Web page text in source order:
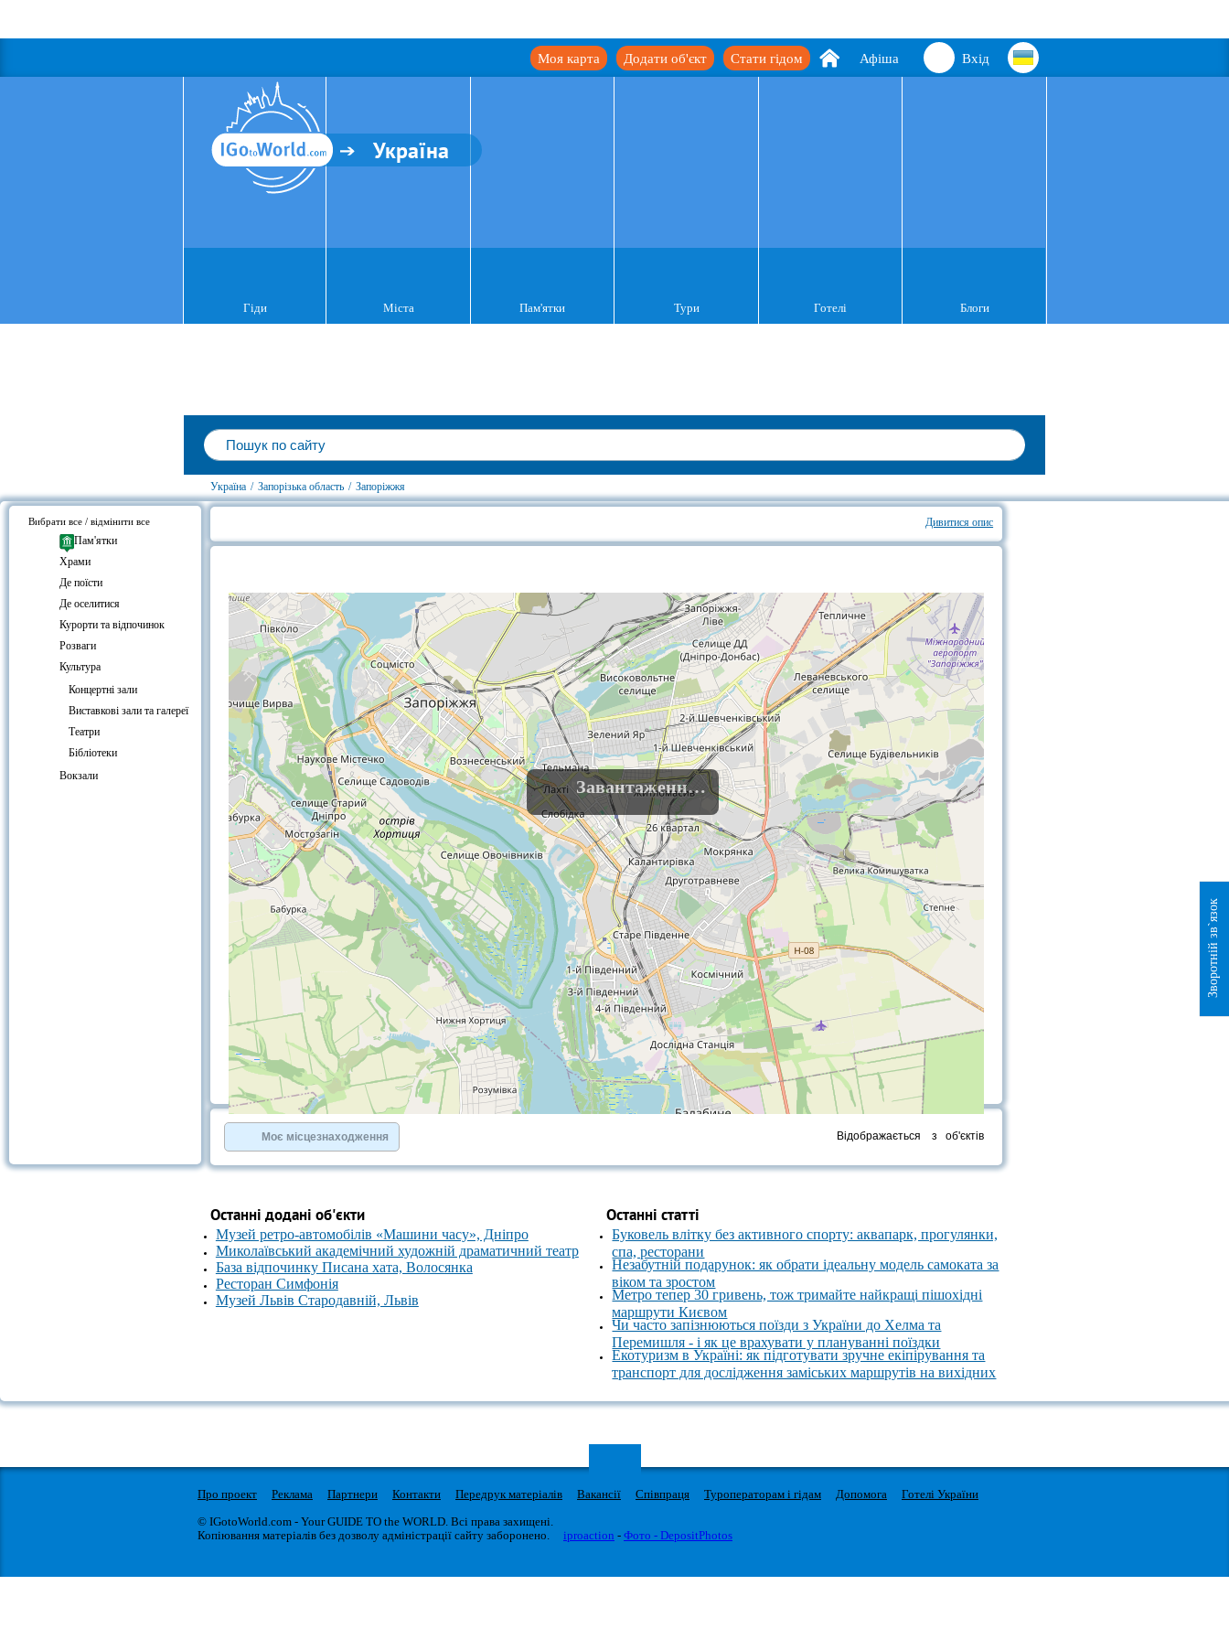
Вхід
Афіша
Стати гідом
Додати об'єкт
Моя карта
Україна
Гіди Міста Пам'ятки Тури Готелі Блоги
Україна / Запорізька область / Запоріжжя
Вибрати все / відмінити все
Пам'ятки
Храми
Де поїсти
Де оселитися
Курорти та відпочинок
Розваги
Культура
Концертні зали
Виставкові зали та галереї
Театри
Бібліотеки
Вокзали
Дивитися опис
Завантаження......
+
−
Моє місцезнаходження Відображається з об'єктів
Останні додані об'єкти
Музей ретро-автомобілів «Машини часу», Дніпро
Миколаївський академічний художній драматичний театр
База відпочинку Писана хата, Волосянка
Ресторан Симфонія
Музей Львів Стародавній, Львів
Останні статті
Буковель влітку без активного спорту: аквапарк, прогулянки,
спа, ресторани
Незабутній подарунок: як обрати ідеальну модель самоката за
віком та зростом
Метро тепер 30 гривень, тож тримайте найкращі пішохідні
маршрути Києвом
Чи часто запізнюються поїзди з України до Хелма та
Перемишля - і як це врахувати у плануванні поїздки
Екотуризм в Україні: як підготувати зручне екіпірування та
транспорт для дослідження заміських маршрутів на вихідних
Про проект Реклама Партнери Контакти Передрук матеріалів Вакансії Співпраця Туроператорам і гідам Допомога
Готелі України
© IGotoWorld.com - Your GUIDE TO the WORLD. Всі права захищені.
Копіювання матеріалів без дозволу адміністрації сайту заборонено.
iproaction - Фото - DepositPhotos
Зворотній зв`язок